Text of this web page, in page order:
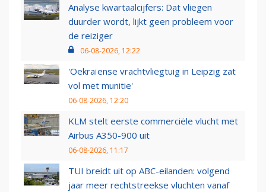
Analyse kwartaalcijfers: Dat vliegen
duurder wordt, lijkt geen probleem voor
de reiziger
06-08-2026, 12:22
'Oekraïense vrachtvliegtuig in Leipzig zat
vol met munitie'
06-08-2026, 12:20
KLM stelt eerste commerciële vlucht met
Airbus A350-900 uit
06-08-2026, 11:17
TUI breidt uit op ABC-eilanden: volgend
jaar meer rechtstreekse vluchten vanaf